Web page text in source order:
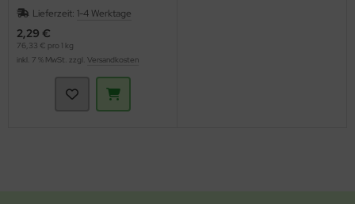
Lieferzeit: 1-4 Werktage
2,29 €
76,33 € pro 1 kg
inkl. 7 % MwSt. zzgl. Versandkosten